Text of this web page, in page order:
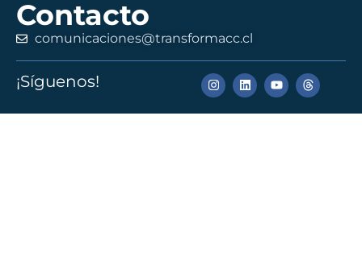
Contacto
comunicaciones@transformacc.cl
¡Síguenos!